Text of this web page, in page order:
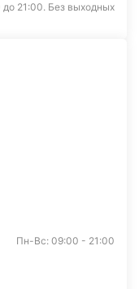
21:00. Без выходных
Пн-Вс: 09:00 - 21:00